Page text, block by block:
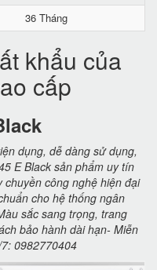
36 Tháng
khẩu của
cấp
dụng, dễ dàng sử dụng,
E Black sản phẩm uy tín
công nghệ hiện đại
cho hệ thống ngân
sắc sang trọng, trang
bảo hành dài hạn- Miễn
0982770404